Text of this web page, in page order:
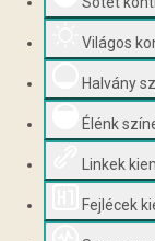
Világos
Halvány
Élénk
Linkek
Fejlécek